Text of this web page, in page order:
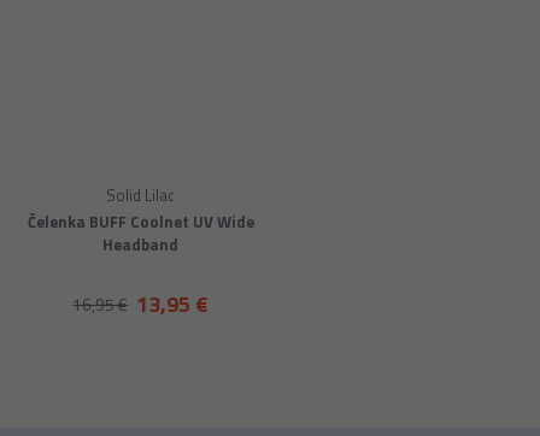
Čelenka BUFF Coolnet UV Wide
Headband
Solid Lilac
13,95 €
16,95 €